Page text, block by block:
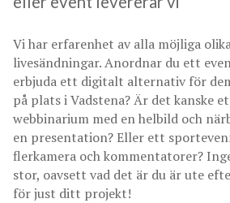
Vi har erfarenhet av alla möjliga
livesändningar. Anordnar du ett
erbjuda ett digitalt alternativ för
på plats i Vadstena? Är det kanske
webbinarium med en helbild och
en presentation? Eller ett
flerkamera och kommentatorer?
stor, oavsett vad det är du är ute
för just ditt projekt!